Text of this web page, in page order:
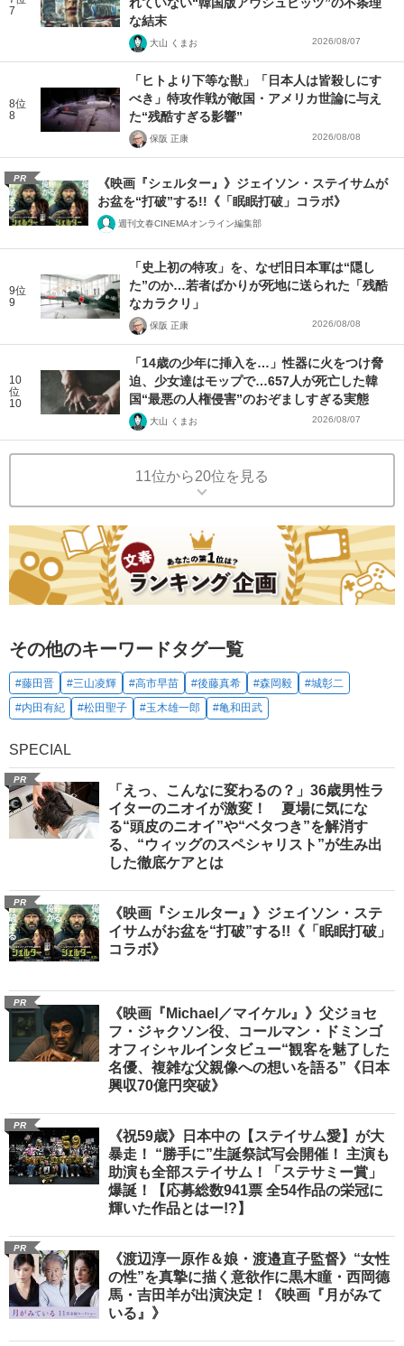
7
な結末
大山 くまお 2026/08/07
8位
8
「ヒトより下等な獣」「日本人は皆殺しにす
べき」特攻作戦が敵国・アメリカ世論に与え
た“残酷すぎる影響”
保阪 正康 2026/08/08
PR
《映画『シェルター』》ジェイソン・ステイサムが
お盆を“打破”する!!《「眠眠打破」コラボ》
週刊文春CINEMAオンライン編集部
9位
9
「史上初の特攻」を、なぜ旧日本軍は“隠し
た”のか…若者ばかりが死地に送られた「残酷
なカラクリ」
保阪 正康 2026/08/08
10
位
10
「14歳の少年に挿入を…」性器に火をつけ脅
迫、少女達はモップで…657人が死亡した韓
国“最悪の人権侵害”のおぞましすぎる実態
大山 くまお 2026/08/07
11位から20位を見る
その他のキーワードタグ一覧
#藤田晋 #三山凌輝 #高市早苗 #後藤真希 #森岡毅
#城彰二
#内田有紀
#松田聖子 #玉木雄一郎 #亀和田武
SPECIAL
PR
「えっ、こんなに変わるの？」36歳男性ラ
イターのニオイが激変！ 夏場に気にな
る“頭皮のニオイ”や“ベタつき”を解消す
る、“ウィッグのスペシャリスト”が生み出
した徹底ケアとは
PR
《映画『シェルター』》ジェイソン・ステ
イサムがお盆を“打破”する!!《「眠眠打破」
コラボ》
PR
《映画『Michael／マイケル』》父ジョセ
フ・ジャクソン役、コールマン・ドミンゴ
オフィシャルインタビュー“観客を魅了した
名優、複雑な父親像への想いを語る”《日本
興収70億円突破》
PR
《祝59歳》日本中の【ステイサム愛】が大
暴走！ “勝手に”生誕祭試写会開催！ 主演も
助演も全部ステイサム！「ステサミー賞」
爆誕！【応募総数941票 全54作品の栄冠に
輝いた作品とはー!?】
PR
《渡辺淳一原作＆娘・渡邉直子監督》“女性
の性”を真摯に描く意欲作に黒木瞳・西岡德
馬・吉田羊が出演決定！《映画『月がみて
いる』》